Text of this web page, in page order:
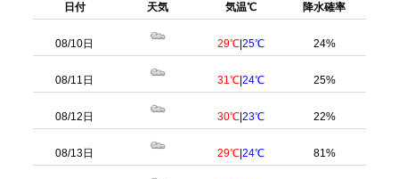
日付 天気 気温℃ 降水確率
08/10日 29℃ |25℃ 24%
08/11日 31℃ |24℃ 25%
08/12日 30℃ |23℃ 22%
08/13日 29℃ |24℃ 81%